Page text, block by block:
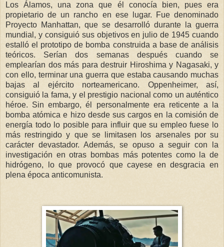
Los Álamos, una zona que él conocía bien, pues era
propietario de un rancho en ese lugar. Fue denominado
Proyecto Manhattan, que se desarrolló durante la guerra
mundial, y consiguió sus objetivos en julio de 1945 cuando
estalló el prototipo de bomba construida a base de análisis
teóricos. Serían dos semanas después cuando se
emplearían dos más para destruir Hiroshima y Nagasaki, y
con ello, terminar una guerra que estaba causando muchas
bajas al ejército norteamericano. Oppenheimer, así,
consiguió la fama, y el prestigio nacional como un auténtico
héroe. Sin embargo, él personalmente era reticente a la
bomba atómica e hizo desde sus cargos en la comisión de
energía todo lo posible para influir que su empleo fuese lo
más restringido y que se limitasen los arsenales por su
carácter devastador. Además, se opuso a seguir con la
investigación en otras bombas más potentes como la de
hidrógeno, lo que provocó que cayese en desgracia en
plena época anticomunista.